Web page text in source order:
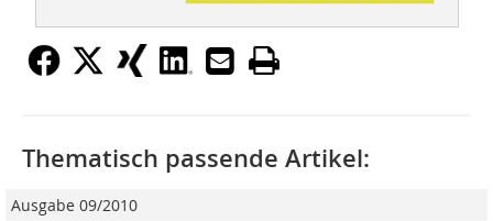
Thematisch passende Artikel:
Ausgabe 09/2010